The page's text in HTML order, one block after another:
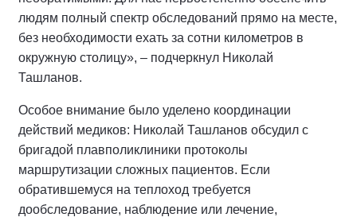
людям полный спектр обследований прямо на месте,
без необходимости ехать за сотни километров в
окружную столицу», – подчеркнул Николай
Ташланов.
Особое внимание было уделено координации
действий медиков: Николай Ташланов обсудил с
бригадой плавполиклиники протоколы
маршрутизации сложных пациентов. Если
обратившемуся на теплоход требуется
дообследование, наблюдение или лечение,